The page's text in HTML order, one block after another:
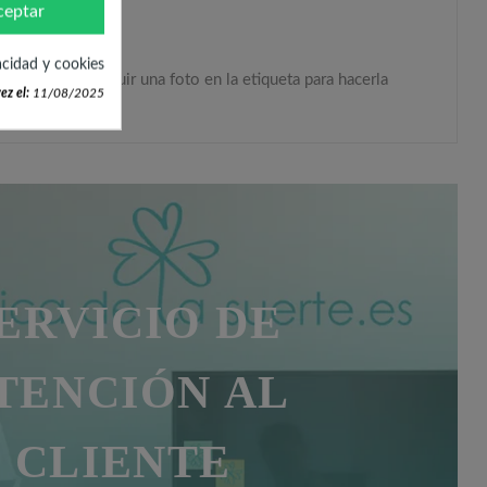
puedes incluir una foto en la etiqueta para hacerla
DE
AL
CLIENTE
y cookies
el: 11/08/2025